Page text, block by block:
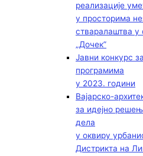
реализације
у просторима
стваралаштва у
„Дочек”
Јавни конкурс
програмима
у 2023. години
Вајарско-
за идејно
дела
у оквиру
Дистрикта на